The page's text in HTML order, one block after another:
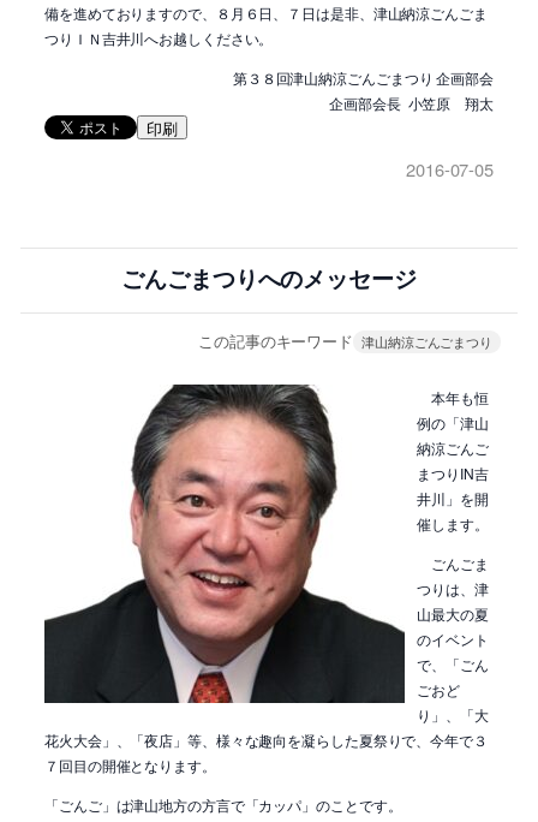
備を進めておりますので、８月６日、７日は是非、津山納涼ごんごま
つりＩＮ吉井川へお越しください。
第３８回津山納涼ごんごまつり 企画部会
企画部会長 小笠原 翔太
印刷
2016-07-05
ごんごまつりへのメッセージ
この記事のキーワード 津山納涼ごんごまつり
本年も恒
例の「津山
納涼ごんご
まつりIN吉
井川」を開
催します。
ごんごま
つりは、津
山最大の夏
のイベント
で、「ごん
ごおど
り」、「大
花火大会」、「夜店」等、様々な趣向を凝らした夏祭りで、今年で３
７回目の開催となります。
「ごんご」は津山地方の方言で「カッパ」のことです。